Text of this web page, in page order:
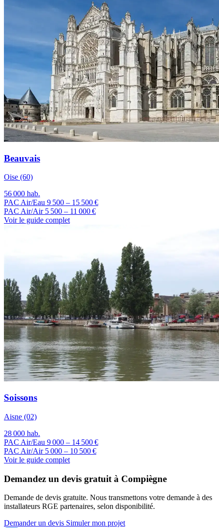
Beauvais
Oise (60)
56 000 hab.
PAC Air/Eau 9 500 – 15 500 €
PAC Air/Air 5 500 – 11 000 €
Voir le guide complet
Soissons
Aisne (02)
28 000 hab.
PAC Air/Eau 9 000 – 14 500 €
PAC Air/Air 5 000 – 10 500 €
Voir le guide complet
Demandez un devis gratuit à Compiègne
Demande de devis gratuite. Nous transmettons votre demande à des
installateurs RGE partenaires, selon disponibilité.
Demander un devis Simuler mon projet